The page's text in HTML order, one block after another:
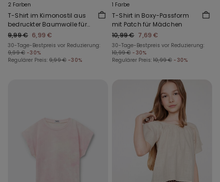
2 Farben
T-Shirt im Kimonostil aus
bedruckter Baumwolle für
Mädchen
9,99 € 6,99 €
30-Tage-Bestpreis vor Reduzierung:
9,99 € -30%
Regulärer Preis: 9,99 € -30%
1 Farbe
T-Shirt in Boxy-Passform
mit Patch für Mädchen
10,99 € 7,69 €
30-Tage-Bestpreis vor Reduzierung:
10,99 € -30%
Regulärer Preis: 10,99 € -30%